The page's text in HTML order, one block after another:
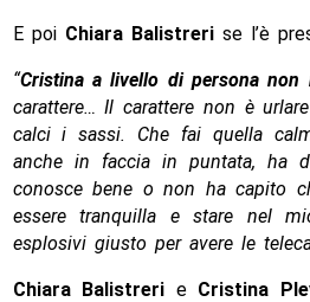
E poiChiara Balistreri se l’è
“Cristina a livello di persona non
carattere… Il carattere non è
calci i sassi. Che fai quella
anche in faccia in puntata, ha
conosce bene o non ha capito
essere tranquilla e stare nel
esplosivi giusto per avere le
Chiara Balistreri e Cristina